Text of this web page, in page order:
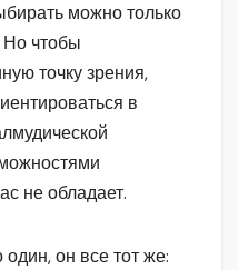
можно только
Но чтобы
точку зрения,
в
не обладает.
он все тот же: